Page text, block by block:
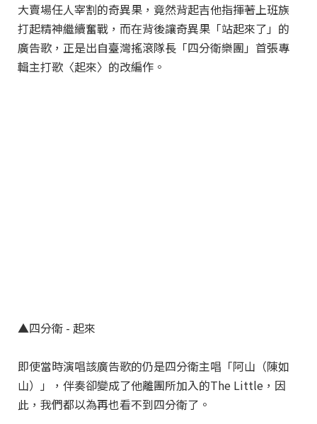
大賣場任人宰割的奇異果，竟然背起吉他指揮著上班族
打起精神繼續奮戰，而在背後讓奇異果「站起來了」的
廣告歌，正是出自臺灣搖滾隊長「四分衛樂團」首張專
輯主打歌〈起來〉的改編作。
▲四分衛 - 起來
即使當時演唱該廣告歌的仍是四分衛主唱「阿山（陳如
山）」，伴奏卻變成了他離團所加入的The Little，因
此，我們都以為再也看不到四分衛了。